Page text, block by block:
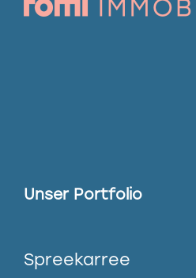
Unser Portfolio
Spreekarree